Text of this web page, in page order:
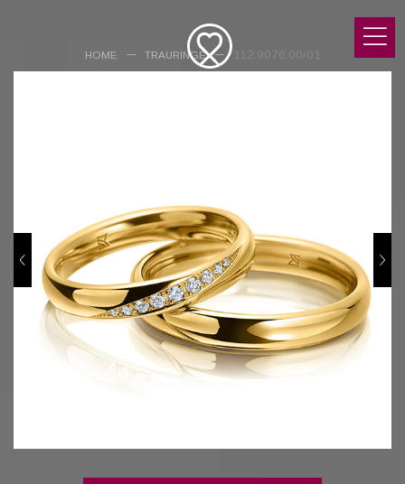
HOME TRAURINGE 112.9076.00/01